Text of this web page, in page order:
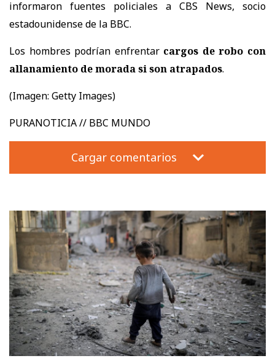
informaron fuentes policiales a CBS News, socio
estadounidense de la BBC.
Los hombres podrían enfrentar cargos de robo con
allanamiento de morada si son atrapados.
(Imagen: Getty Images)
PURANOTICIA // BBC MUNDO
Cargar comentarios